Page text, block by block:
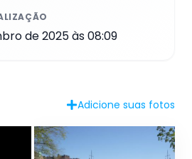
de 2025 às 08:09
Adicione suas fotos